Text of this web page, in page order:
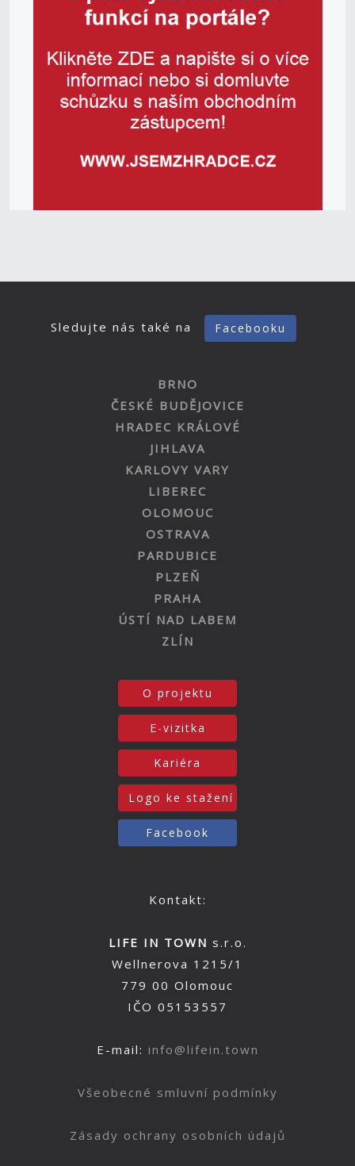
Sledujte nás také na Facebooku
BRNO
ČESKÉ BUDĚJOVICE
HRADEC KRÁLOVÉ
JIHLAVA
KARLOVY VARY
LIBEREC
OLOMOUC
OSTRAVA
PARDUBICE
PLZEŇ
PRAHA
ÚSTÍ NAD LABEM
ZLÍN
O projektu
E-vizitka
Kariéra
Logo ke stažení
Facebook
Kontakt:
LIFE IN TOWN s.r.o.
Wellnerova 1215/1
779 00 Olomouc
IČO 05153557
E-mail: info@lifein.town
Všeobecné smluvní podmínky
Zásady ochrany osobních údajů